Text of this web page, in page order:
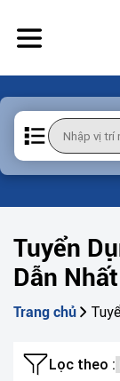
Tuyển
Dẫn Nhất
Trang chủ
Lọc theo :